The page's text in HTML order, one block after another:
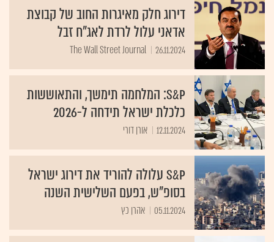
דירוג חלק מאיגרות החוב של קבוצת
אדאני עלול לרדת לאג"ח זבל
26.11.2024
The Wall Street Journal
S&P: המלחמה תימשך, והתאוששות
כלכלת ישראל תידחה ל-2026
12.11.2024 אורן דורי
S&P עלולה להוריד את דירוג ישראל
בסופ"ש, בפעם השלישית השנה
05.11.2024 אהרן כץ